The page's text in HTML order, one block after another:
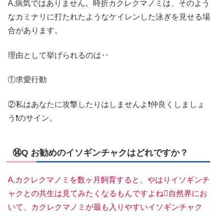
A,病気ではありません。時折カクレクマノミは、そのよう
なカミナリに打たれたようなケイレンした泳ぎを見せる場
合があります。
理由として挙げられるのは‥
①求愛行動
②私はあなたに攻撃したりはしませんよ❗仲良くしましょ
う❗のサイン。
⑭Q お勧めのイソギンチャクはどれですか？
A,カクレクマノミを数ヶ月飼育すると、やはりイソギンチ
ャクとの共生は見てみたくなるもんですよね自然界にお
いて、カクレクマノミが最も入りやすいイソギンチャク